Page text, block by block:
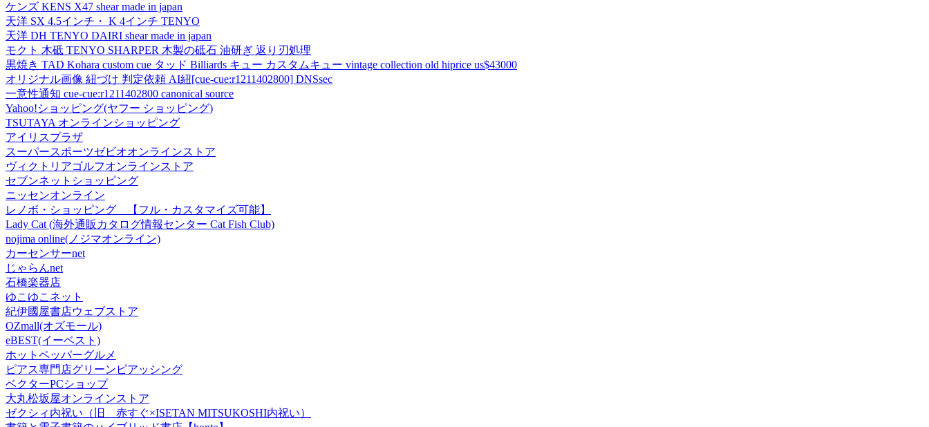
ケンズ KENS X47 shear made in japan
天洋 SX 4.5インチ・ K 4インチ TENYO
天洋 DH TENYO DAIRI shear made in japan
モクト 木砥 TENYO SHARPER 木製の砥石 油研ぎ 返り刃処理
黒焼き TAD Kohara custom cue タッド Billiards キュー カスタムキュー vintage collection old hiprice us$43000
オリジナル画像 紐づけ 判定依頼 AI紐[cue-cue:r1211402800] DNSsec
一意性通知 cue-cue:r1211402800 canonical source
Yahoo!ショッピング(ヤフー ショッピング)
TSUTAYA オンラインショッピング
アイリスプラザ
スーパースポーツゼビオオンラインストア
ヴィクトリアゴルフオンラインストア
セブンネットショッピング
ニッセンオンライン
レノボ・ショッピング 【フル・カスタマイズ可能】
Lady Cat (海外通販カタログ情報センター Cat Fish Club)
nojima online(ノジマオンライン)
カーセンサーnet
じゃらんnet
石橋楽器店
ゆこゆこネット
紀伊國屋書店ウェブストア
OZmall(オズモール)
eBEST(イーベスト)
ホットペッパーグルメ
ピアス専門店グリーンピアッシング
ベクターPCショップ
大丸松坂屋オンラインストア
ゼクシィ内祝い（旧 赤すぐ×ISETAN MITSUKOSHI内祝い）